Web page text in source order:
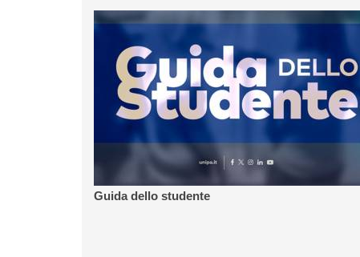
Guida dello
Guida dello studente